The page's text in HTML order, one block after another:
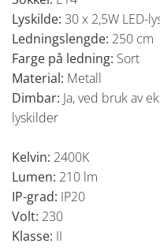
Lyskilde: 30 x 2,5W LED-
Ledningslengde: 250 cm
Farge på ledning: Sort
Material: Metall
Dimbar: Ja, ved bruk av
lyskilder
Kelvin: 2400K
Lumen: 210 lm
IP-grad: IP20
Volt: 230
Klasse: II